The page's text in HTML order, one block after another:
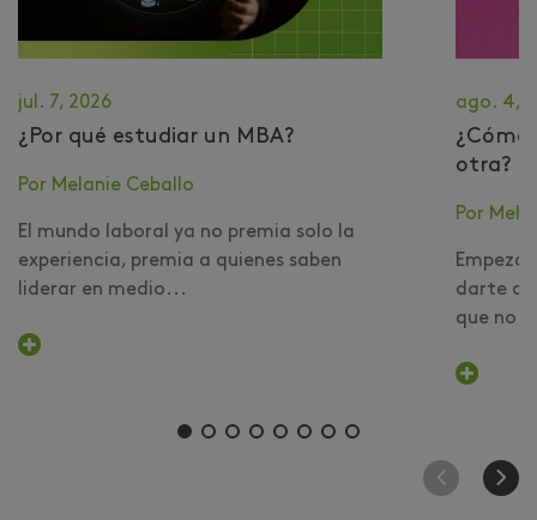
jul. 7, 2026
¿Por qué estudiar un MBA?
Por Melanie Ceballo
El mundo laboral ya no premia solo la
experiencia, premia a quienes saben
liderar en medio...
ago. 4,
​¿Cómo
otra?
Por
darte
que no